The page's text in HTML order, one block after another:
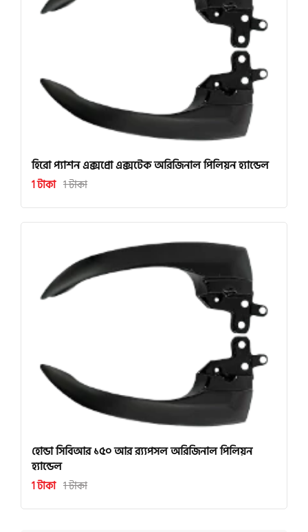
হিরো প্যাশন এক্সপ্রো এক্সটেক অরিজিনাল পিলিয়ন হ্যান্ডেল
1 টাকা 1 টাকা
হোন্ডা সিবিআর ১৫০ আর র‍্য্যপসল অরিজিনাল পিলিয়ন
হ্যান্ডেল
1 টাকা 1 টাকা